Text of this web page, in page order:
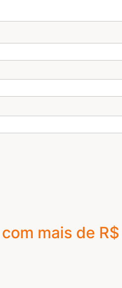
mais de